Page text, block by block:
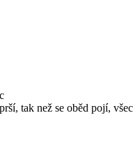
tak než se oběd pojí,